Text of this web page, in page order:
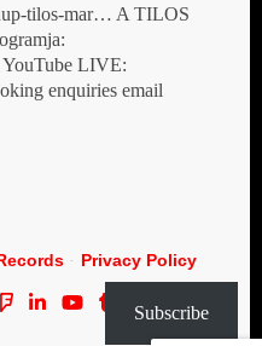
tilos-mar… A TILOS
LIVE:
enquiries email
· Privacy Policy
Subscribe